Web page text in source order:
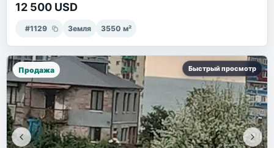
12 500 USD
#1129 Земля 3550 м²
Продажа Быстрый просмотр